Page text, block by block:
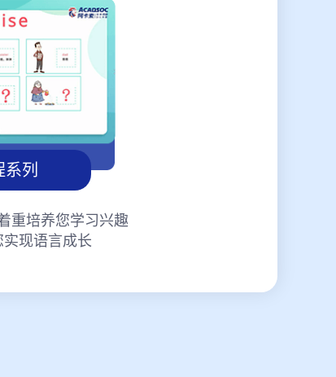
列
重培养您学习兴趣
现语言成长